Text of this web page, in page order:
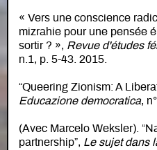
« Vers une conscience
mizrahie pour une pensée
sortir ? », Revue d'études
n.1, p. 5-43. 2015.
“Queering Zionism: A
Educazione democratica,
(Avec Marcelo Weksler).
partnership”, Le sujet dans